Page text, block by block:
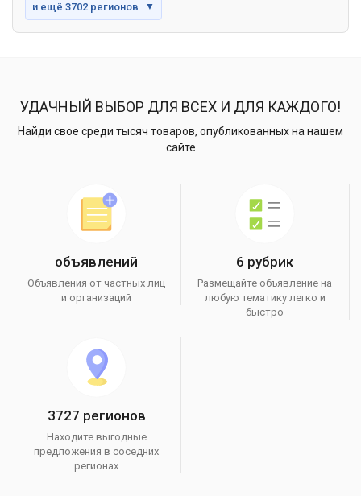
и ещё 3702 регионов ▼
УДАЧНЫЙ ВЫБОР ДЛЯ ВСЕХ И ДЛЯ КАЖДОГО!
Найди свое среди тысяч товаров, опубликованных на нашем
сайте
объявлений
Объявления от частных лиц
и организаций
6 рубрик
Размещайте объявление на
любую тематику легко и
быстро
3727 регионов
Находите выгодные
предложения в соседних
регионах